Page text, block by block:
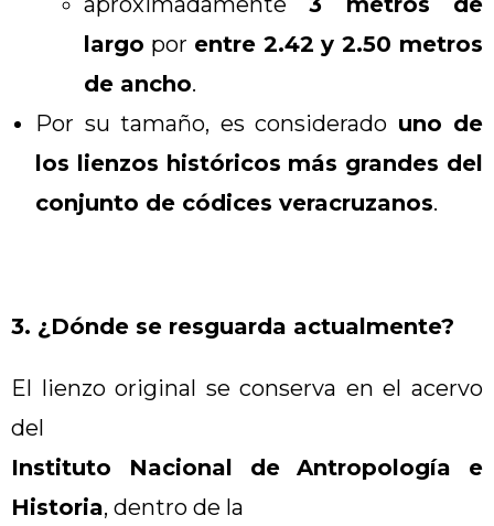
largo por entre 2.42 y 2.50 metros
de ancho.
Por su tamaño, es considerado uno de
los lienzos históricos más grandes del
conjunto de códices veracruzanos.
3. ¿Dónde se resguarda actualmente?
El lienzo original se conserva en el acervo
del
Instituto Nacional de Antropología e
Historia, dentro de la